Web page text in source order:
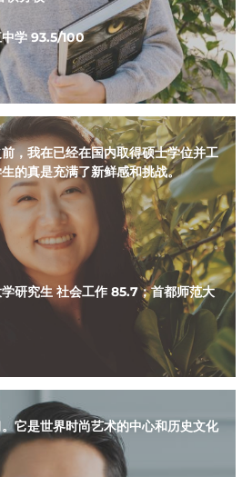
学 93.5/100
，我在已经在国内取得硕士学位并工
的真是充满了新鲜感和挑战。
研究生 社会工作 85.7；首都师范大
它是世界时尚艺术的中心和历史文化